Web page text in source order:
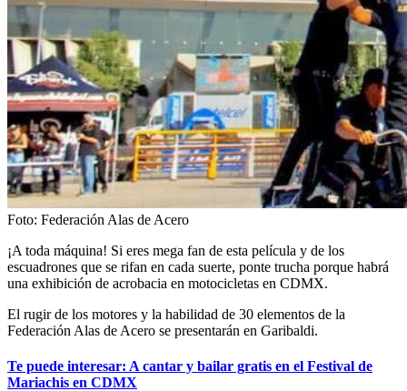
Foto: Federación Alas de Acero
¡A toda máquina! Si eres mega fan de esta película y de los
escuadrones que se rifan en cada suerte, ponte trucha porque habrá
una exhibición de acrobacia en motocicletas en CDMX.
El rugir de los motores y la habilidad de 30 elementos de la
Federación Alas de Acero se presentarán en Garibaldi.
Te puede interesar: A cantar y bailar gratis en el Festival de
Mariachis en CDMX